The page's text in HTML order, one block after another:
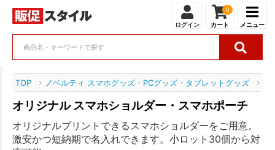
ログイン
0
カート メニュー
TOP ノベルティ スマホグッズ・PCグッズ・タブレットグッズ
オリジナル スマホショルダー・スマホポーチ
オリジナルプリントできるスマホショルダーをご用意。
激安かつ短納期で名入れできます。小ロット30個から対